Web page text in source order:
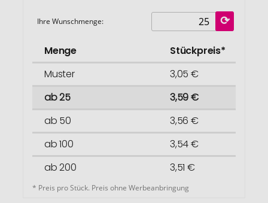
Ihre Wunschmenge:
Menge
Stückpreis*
Muster
3,05 €
ab 25
3,59 €
ab 50
3,56 €
ab 100
3,54 €
ab 200
3,51 €
* Preis pro Stück. Preis ohne Werbeanbringung